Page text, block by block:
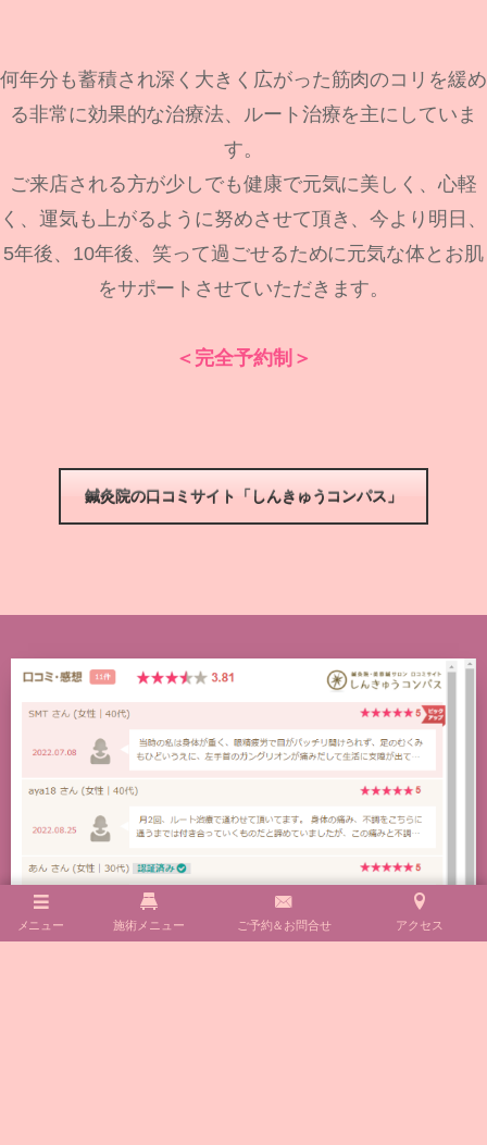
何年分も蓄積され深く大きく広がった筋肉のコリを緩め
る非常に効果的な治療法、ルート治療を主にしていま
す。
ご来店される方が少しでも健康で元気に美しく、心軽
く、運気も上がるように努めさせて頂き、今より明日、
5年後、10年後、笑って過ごせるために元気な体とお肌
をサポートさせていただきます。
＜完全予約制＞
鍼灸院の口コミサイト「しんきゅうコンパス」
メニュー 施術メニュー ご予約＆お問合せ アクセス